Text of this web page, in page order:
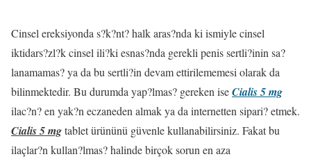
Cinsel ereksiyonda s?k?nt? halk aras?nda ki ismiyle cinsel
iktidars?zl?k cinsel ili?ki esnas?nda gerekli penis sertli?inin sa?
lanamamas? ya da bu sertli?in devam ettirilememesi olarak da
bilinmektedir. Bu durumda yap?lmas? gereken iseCialis 5 mg
ilac?n? en yak?n eczaneden almak ya da internetten sipari? etmek.
Cialis 5 mgtablet ürününü güvenle kullanabilirsiniz. Fakat bu
ilaçlar?n kullan?lmas? halinde birçok sorun en aza